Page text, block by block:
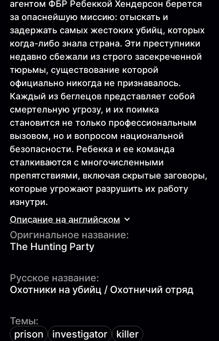
агентом ФБР Ребеккой Хендерсон берется
за опаснейшую миссию: отыскать и
задержать самых жестоких убийц, которых
когда-либо знала страна. Эти преступники
недавно сбежали из строго засекреченной
тюрьмы, существование которой
официально никогда не признавалось.
Каждый из беглецов представляет собой
смертельную угрозу, и их поимка
становится не только профессиональным
вызовом, но и вопросом национальной
безопасности. Ребекка и ее команда
сталкиваются с многочисленными
препятствиями, включая скрытые заговоры,
которые угрожают разрушить их работу
изнутри.
Описание на английском
Оригинальное название:
The Hunting Party
Русское название:
Охотники на убийц / Охотничий отряд
Темы:
prison
investigator
killer